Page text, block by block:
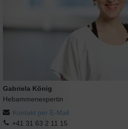
Gabriela König
Hebammenexpertin
Kontakt per E-Mail
+41 31 63 2 11 15